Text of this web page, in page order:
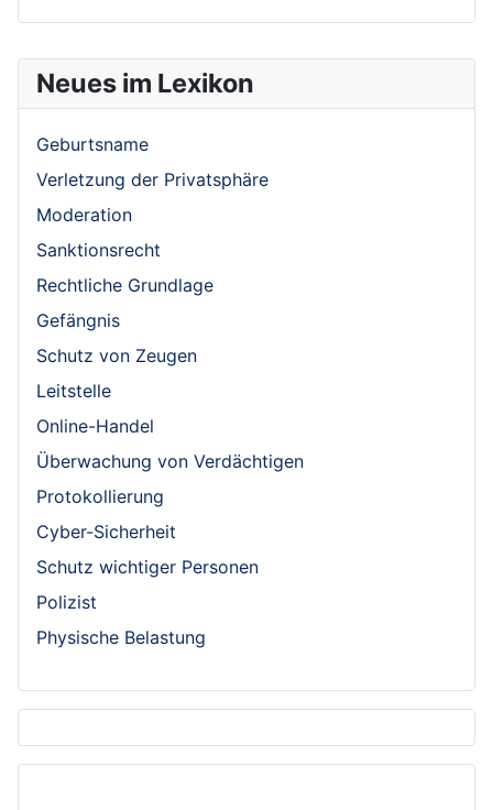
Neues im Lexikon
Geburtsname
Verletzung der Privatsphäre
Moderation
Sanktionsrecht
Rechtliche Grundlage
Gefängnis
Schutz von Zeugen
Leitstelle
Online-Handel
Überwachung von Verdächtigen
Protokollierung
Cyber-Sicherheit
Schutz wichtiger Personen
Polizist
Physische Belastung